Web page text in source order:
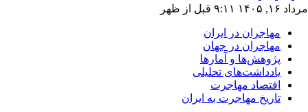
مرداد ۱۶, ۱۴۰۵ ۹:۱۱ قبل از ظهر
مهاجران در ایران
مهاجران در جهان
پژوهش‌ها و آمارها
یادداشت‌های تحلیلی
اقتصاد مهاجرت
تاریخ مهاجرت به ایران